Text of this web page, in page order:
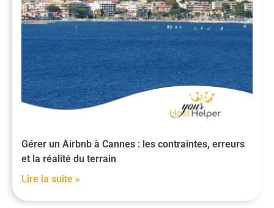
Gérer un Airbnb à Cannes : les contraintes, erreurs
et la réalité du terrain
Lire la suite »